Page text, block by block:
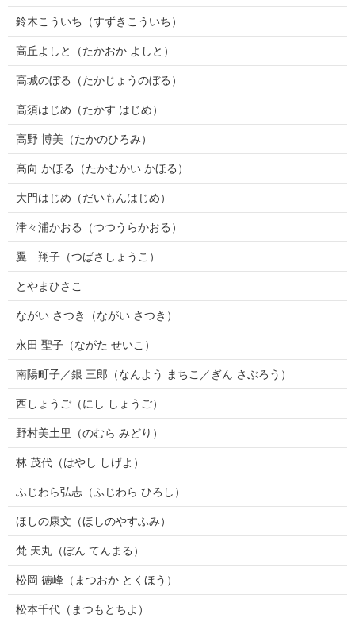
鈴木こういち（すずきこういち）
高丘よしと（たかおか よしと）
高城のぼる（たかじょうのぼる）
高須はじめ（たかす はじめ）
高野 博美（たかのひろみ）
高向 かほる（たかむかい かほる）
大門はじめ（だいもんはじめ）
津々浦かおる（つつうらかおる）
翼 翔子（つばさしょうこ）
とやまひさこ
ながい さつき（ながい さつき）
永田 聖子（ながた せいこ）
南陽町子／銀 三郎（なんよう まちこ／ぎん さぶろう）
西しょうご（にし しょうご）
野村美土里（のむら みどり）
林 茂代（はやし しげよ）
ふじわら弘志（ふじわら ひろし）
ほしの康文（ほしのやすふみ）
梵 天丸（ぼん てんまる）
松岡 徳峰（まつおか とくほう）
松本千代（まつもとちよ）